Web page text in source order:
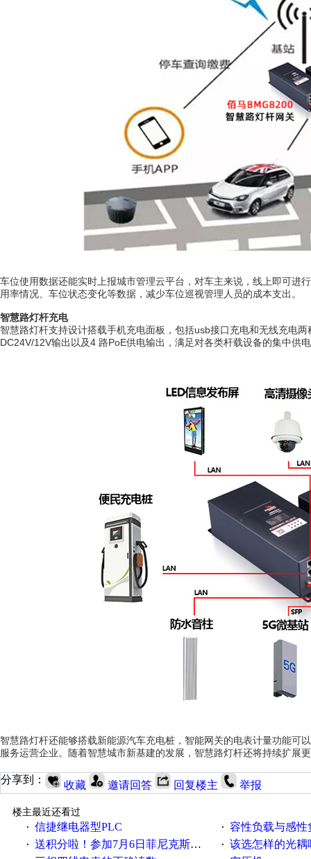
车位使用数据还能实时上报城市管理云平台，对车主来说，线上即可进
用率情况、车位状态变化等数据，减少车位巡视管理人员的成本支出。
智慧路灯杆充电
智慧路灯杆支持设计搭载手机充电面板，包括usb接口充电和无线充电
DC24V/12V输出以及4 路PoE供电输出，满足对各类杆载设备的集中供
智慧路灯杆还能够搭载新能源汽车充电桩，智能网关的电表计量功能可
服务运营企业。随着智慧城市新基建的发展，智慧路灯杆还将持续扩展
分享到： 收藏 邀请回答 回复楼主 举报
楼主最近还看过
· 信捷继电器型PLC · 容性负载与感性负
· 送积分啦！参加7月6日菲尼克斯在线研讨会即得 · 该选怎样的光耦